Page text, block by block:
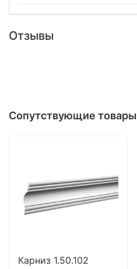
Отзывы
Сопутствующие товары
Карниз 1.50.102